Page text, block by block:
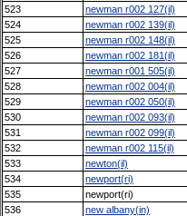
523
newman r002 127(il)
524
newman r002 139(il)
525
newman r002 148(il)
526
newman r002 181(il)
527
newman r001 505(il)
528
newman r002 004(il)
529
newman r002 050(il)
530
newman r002 093(il)
531
newman r002 099(il)
532
newman r002 115(il)
533
newton(il)
534
newport(ri)
535
newport(ri)
536
new albany(in)